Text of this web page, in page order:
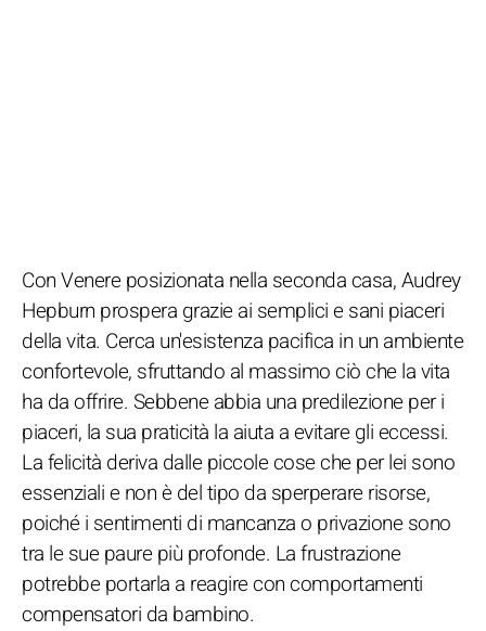
Con Venere posizionata nella seconda casa, Audrey
Hepburn prospera grazie ai semplici e sani piaceri
della vita. Cerca un'esistenza pacifica in un ambiente
confortevole, sfruttando al massimo ciò che la vita
ha da offrire. Sebbene abbia una predilezione per i
piaceri, la sua praticità la aiuta a evitare gli eccessi.
La felicità deriva dalle piccole cose che per lei sono
essenziali e non è del tipo da sperperare risorse,
poiché i sentimenti di mancanza o privazione sono
tra le sue paure più profonde. La frustrazione
potrebbe portarla a reagire con comportamenti
compensatori da bambino.